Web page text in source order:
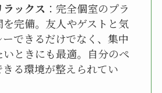
ックス ：完全個室のプラ
を完備。友人やゲストと気
できるだけでなく、集中
いときにも最適。自分のペ
る環境が整えられてい